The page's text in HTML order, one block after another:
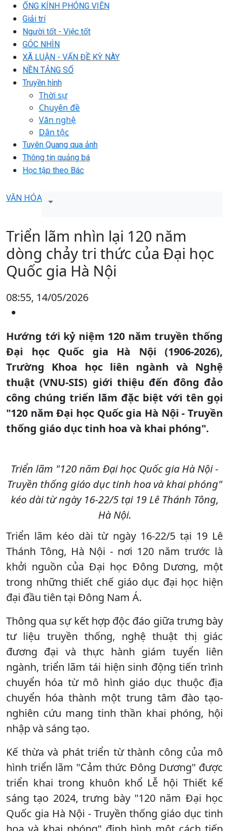
ỐNG KÍNH PHÓNG VIÊN
Giải trí
Người tốt - Việc tốt
GÓC NHÌN
XÃ LUẬN - VẤN ĐỀ KỲ NÀY
NỀN TẢNG SỐ
Truyền hình
Thời sự
Chuyên đề
Văn nghệ
Dân tộc
Tuyên Quang qua ảnh
Thông tin quảng bá
Học tập theo Bác
VĂN HÓA
Triển lãm nhìn lại 120 năm
dòng chảy tri thức của Đại học
Quốc gia Hà Nội
08:55, 14/05/2026
Hướng tới kỷ niệm 120 năm truyền thống
Đại học Quốc gia Hà Nội (1906-2026),
Trường Khoa học liên ngành và Nghệ
thuật (VNU-SIS) giới thiệu đến đông đảo
công chúng triển lãm đặc biệt với tên gọi
"120 năm Đại học Quốc gia Hà Nội - Truyền
thống giáo dục tinh hoa và khai phóng".
Triển lãm "120 năm Đại học Quốc gia Hà Nội -
Truyền thống giáo dục tinh hoa và khai phóng"
kéo dài từ ngày 16-22/5 tại 19 Lê Thánh Tông,
Hà Nội.
Triển lãm kéo dài từ ngày 16-22/5 tại 19 Lê
Thánh Tông, Hà Nội - nơi 120 năm trước là
khởi nguồn của Đại học Đông Dương, một
trong những thiết chế giáo dục đại học hiện
đại đầu tiên tại Đông Nam Á.
Thông qua sự kết hợp độc đáo giữa trưng bày
tư liệu truyền thống, nghệ thuật thị giác
đương đại và thực hành giám tuyển liên
ngành, triển lãm tái hiện sinh động tiến trình
chuyển hóa từ mô hình giáo dục thuộc địa
chuyển hóa thành một trung tâm đào tạo-
nghiên cứu mang tinh thần khai phóng, hội
nhập và sáng tạo.
Kế thừa và phát triển từ thành công của mô
hình triển lãm "Cảm thức Đông Dương" được
triển khai trong khuôn khổ Lễ hội Thiết kế
sáng tạo 2024, trưng bày "120 năm Đại học
Quốc gia Hà Nội - Truyền thống giáo dục tinh